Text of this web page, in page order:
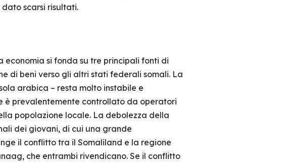
scarsi risultati.
economia si fonda su tre principali fonti di
di beni verso gli altri stati federali somali. La
arabica – resta molto instabile e
è prevalentemente controllato da operatori
popolazione locale. La debolezza della
dei giovani, di cui una grande
il conflitto tra il Somaliland e la regione
che entrambi rivendicano. Se il conflitto